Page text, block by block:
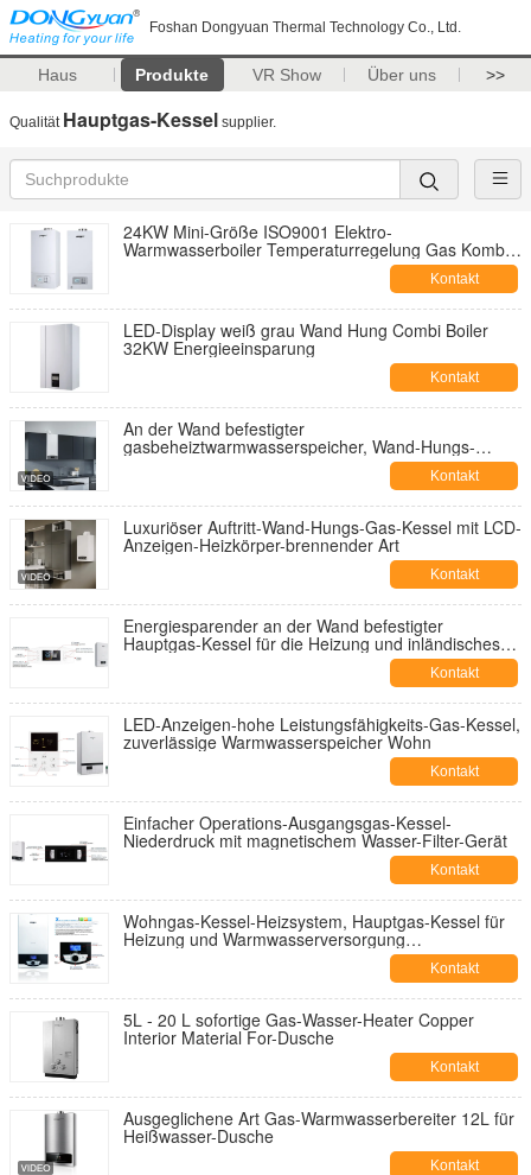
Foshan Dongyuan Thermal Technology Co., Ltd.
Haus Produkte VR Show Über uns >>
Qualität Hauptgas-Kessel supplier.
24KW Mini-Größe ISO9001 Elektro-
Warmwasserboiler Temperaturregelung Gas Kombi-
Kontakt
LED-Display weiß grau Wand Hung Combi Boiler
32KW Energieeinsparung
Kontakt
An der Wand befestigter
gasbeheiztwarmwasserspeicher, Wand-Hungs-
Kontakt
Luxuriöser Auftritt-Wand-Hungs-Gas-Kessel mit LCD-
Anzeigen-Heizkörper-brennender Art
Kontakt
Energiesparender an der Wand befestigter
Hauptgas-Kessel für die Heizung und inländisches
Kontakt
LED-Anzeigen-hohe Leistungsfähigkeits-Gas-Kessel,
zuverlässige Warmwasserspeicher Wohn
Kontakt
Einfacher Operations-Ausgangsgas-Kessel-
Niederdruck mit magnetischem Wasser-Filter-Gerät
Kontakt
Wohngas-Kessel-Heizsystem, Hauptgas-Kessel für
Heizung und Warmwasserversorgung
Kontakt
5L - 20 L sofortige Gas-Wasser-Heater Copper
Interior Material For-Dusche
Kontakt
Ausgeglichene Art Gas-Warmwasserbereiter 12L für
Heißwasser-Dusche
Kontakt